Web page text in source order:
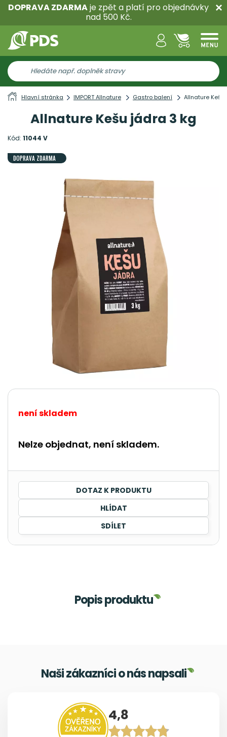
DOPRAVA ZDARMAje zpět a platí pro objednávky
nad 500 Kč.
Hlavní stránka IMPORT Allnature Gastro balení Allnature
Allnature Kešu jádra 3 kg
Kód: 11044 V
DOPRAVA ZDARMA
není skladem
Nelze objednat, není skladem.
DOTAZ K PRODUKTU
HLÍDAT
SDÍLET
Popis produktu
Naši zákazníci o nás napsali
4,8